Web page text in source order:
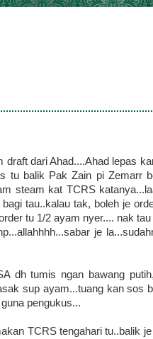
dari Ahad....Ahad lepas
tu balik Pak Zain pi Zemarr
steam kat TCRS
tau..kalau tak, boleh je
tu 1/2 ayam nyer.... nak
je
dh tumis ngan bawang
sup ayam...tuang kan sos
pengukus...
TCRS tengahari tu..balik